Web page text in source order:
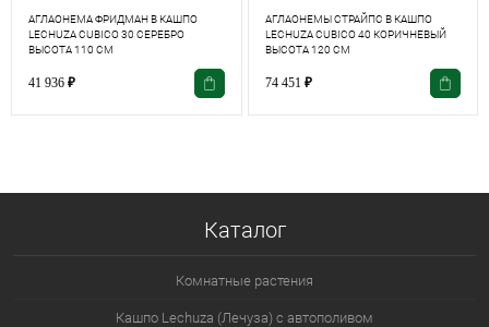
АГЛАОНЕМА ФРИДМАН В КАШПО
LECHUZA CUBICO 30 СЕРЕБРО
ВЫСОТА 110 СМ
41 936 ₽
АГЛАОНЕМЫ СТРАЙПС В КАШПО
LECHUZA CUBICO 40 КОРИЧНЕВЫЙ
ВЫСОТА 120 СМ
74 451 ₽
Каталог
Комнатные растения
Кашпо Lechuza (Лечуза) с автополивом